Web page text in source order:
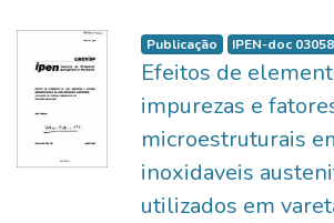
Publicação IPEN-doc 03058
Efeitos de
impurezas e
microestruturais
inoxidaveis
utilizados em